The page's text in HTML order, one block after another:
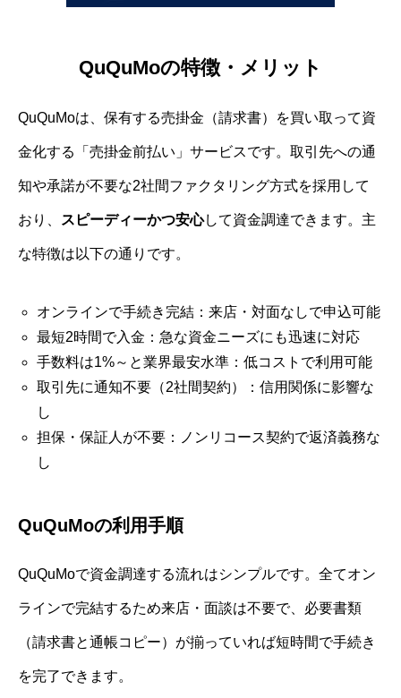
QuQuMoの特徴・メリット
QuQuMoは、保有する売掛金（請求書）を買い取って資
金化する「売掛金前払い」サービスです。取引先への通
知や承諾が不要な2社間ファクタリング方式を採用して
おり、 スピーディーかつ安心して資金調達できます。主
な特徴は以下の通りです。
オンラインで手続き完結：来店・対面なしで申込可能
最短2時間で入金：急な資金ニーズにも迅速に対応
手数料は1%～と業界最安水準：低コストで利用可能
取引先に通知不要（2社間契約）：信用関係に影響な
し
担保・保証人が不要：ノンリコース契約で返済義務な
し
QuQuMoの利用手順
QuQuMoで資金調達する流れはシンプルです。全てオン
ラインで完結するため来店・面談は不要で、必要書類
（請求書と通帳コピー）が揃っていれば短時間で手続き
を完了できます。